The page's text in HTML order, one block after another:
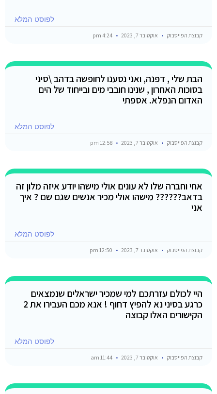
לפוסט המלא
קבוצת הפייסבוק אוקטובר 7, 2023
הבת שלי , דפנה, ואני נסענו לחופשה בדהב \סיני
בסוכות האחרון , שנינו חובבי מים ובייחוד של הים
האדום הנפלא. אספתי
לפוסט המלא
קבוצת הפייסבוק אוקטובר 7, 2023
אחי וחברה שלו לא עונים אולי מישהו יודע איזה מלון זה
בדאב?????? מישהו אולי מכיר אנשים שגם שם ? איך
אני
לפוסט המלא
קבוצת הפייסבוק אוקטובר 7, 2023
היי לכולם עזרתכם למי שמכיר ישראלים שנמצאים
כרגע בסיני נא להפיץ דחוף ! אנא מכם העבירו את 2
הקישורים האלו קבוצה
לפוסט המלא
קבוצת הפייסבוק אוקטובר 7, 2023